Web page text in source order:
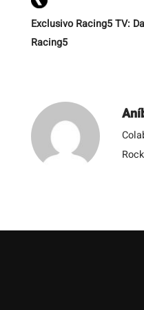
Exclusivo Racing5 TV:
Racing5